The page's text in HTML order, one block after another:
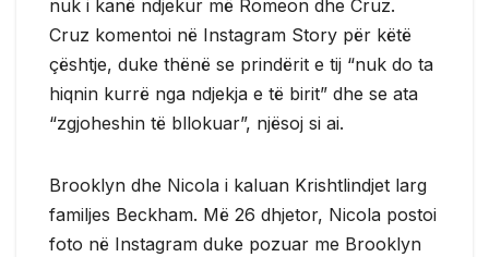
nuk i kanë ndjekur më Romeon dhe Cruz.
Cruz komentoi në Instagram Story për këtë
çështje, duke thënë se prindërit e tij “nuk do ta
hiqnin kurrë nga ndjekja e të birit” dhe se ata
“zgjoheshin të bllokuar”, njësoj si ai.
Brooklyn dhe Nicola i kaluan Krishtlindjet larg
familjes Beckham. Më 26 dhjetor, Nicola postoi
foto në Instagram duke pozuar me Brooklyn